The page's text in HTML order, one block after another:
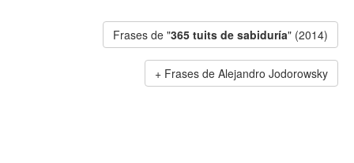
Frases de "365 tuits de sabiduría" (2014)
Frases de Alejandro Jodorowsky